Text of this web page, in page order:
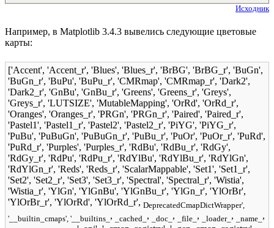
Исходник
Например, в Matplotlib 3.4.3 вывелись следующие цветовые
карты:
['Accent', 'Accent_r', 'Blues', 'Blues_r', 'BrBG', 'BrBG_r', 'BuGn',
'BuGn_r', 'BuPu', 'BuPu_r', 'CMRmap', 'CMRmap_r', 'Dark2',
'Dark2_r', 'GnBu', 'GnBu_r', 'Greens', 'Greens_r', 'Greys',
'Greys_r', 'LUTSIZE', 'MutableMapping', 'OrRd', 'OrRd_r',
'Oranges', 'Oranges_r', 'PRGn', 'PRGn_r', 'Paired', 'Paired_r',
'Pastel1', 'Pastel1_r', 'Pastel2', 'Pastel2_r', 'PiYG', 'PiYG_r',
'PuBu', 'PuBuGn', 'PuBuGn_r', 'PuBu_r', 'PuOr', 'PuOr_r', 'PuRd',
'PuRd_r', 'Purples', 'Purples_r', 'RdBu', 'RdBu_r', 'RdGy',
'RdGy_r', 'RdPu', 'RdPu_r', 'RdYlBu', 'RdYlBu_r', 'RdYlGn',
'RdYlGn_r', 'Reds', 'Reds_r', 'ScalarMappable', 'Set1', 'Set1_r',
'Set2', 'Set2_r', 'Set3', 'Set3_r', 'Spectral', 'Spectral_r', 'Wistia',
'Wistia_r', 'YlGn', 'YlGnBu', 'YlGnBu_r', 'YlGn_r', 'YlOrBr',
'YlOrBr_r', 'YlOrRd', 'YlOrRd_r', DeprecatedCmapDictWrapper',
'__builtin_cmaps', '__builtins_ , _cached_ , _doc_ , _file_ , _loader_ , _name_ ,